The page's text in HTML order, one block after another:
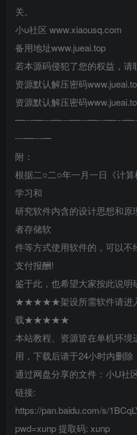
关。
小u社区 www.xiaousq.com
备用地址www.jueai.top
若本源码侵犯了您的权益，请
资源默认解压密码
资源默认解压密码
┅━┅━
附：
根据二○二○年一月一日《计
学习和
研究软件内含的设计思想和
者存储软
件等方式使用软件的，可以
支付报酬!
鉴于此，也希望大家按此说明
★★★★★架设所需软件请进入
载★★★★★
本站教程、资源皆在单机环
用，下载后请于24小时内删除
通过网盘分享的文件：小U社
链接:
https://pan.baidu.com/s/
pwd=xunp 提取码: xunp